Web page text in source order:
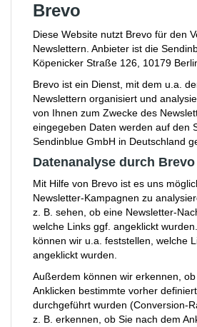
Brevo
Diese Website nutzt Brevo für den
Newslettern. Anbieter ist die
Köpenicker Straße 126, 10179
Brevo ist ein Dienst, mit dem u.a.
Newslettern organisiert und
von Ihnen zum Zwecke des
eingegeben Daten werden auf den
Sendinblue GmbH in Deutschland
Datenanalyse durch Brevo
Mit Hilfe von Brevo ist es uns
Newsletter-Kampagnen zu
z. B. sehen, ob eine Newsletter-
welche Links ggf. angeklickt
können wir u.a. feststellen, welche
angeklickt wurden.
Außerdem können wir erkennen,
Anklicken bestimmte vorher
durchgeführt wurden (Conversion-
z. B. erkennen, ob Sie nach dem